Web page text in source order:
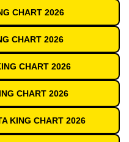
CHART 2026
CHART 2026
CHART 2026
CHART 2026
KING CHART 2026